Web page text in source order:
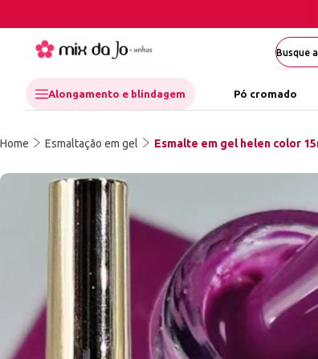
Alongamento e blindagem Pó cromado
Home Esmaltação em gel Esmalte em gel helen color